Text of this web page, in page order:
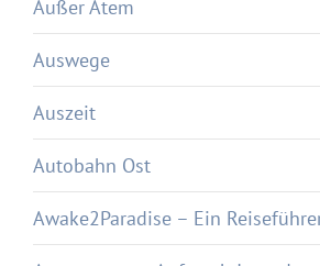
Außer Atem
Auswege
Auszeit
Autobahn Ost
Awake2Paradise – Ein